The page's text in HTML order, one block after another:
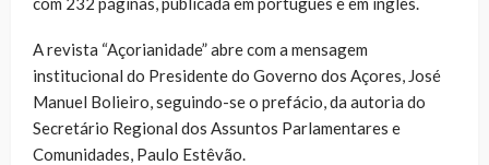
A revista “Açorianidade” abre com a mensagem
institucional do Presidente do Governo dos Açores, José
Manuel Bolieiro, seguindo-se o prefácio, da autoria do
Secretário Regional dos Assuntos Parlamentares e
Comunidades, Paulo Estêvão.